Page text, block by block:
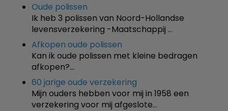
Oude polissen
Ik heb 3 polissen van Noord-Hollandse
levensverzekering -Maatschappij …
Afkopen oude polissen
Kan ik oude polissen met kleine bedragen
afkopen?…
60 jarige oude verzekering
Mijn ouders hebben voor mij in 1958 een
verzekering voor mij afgeslote…